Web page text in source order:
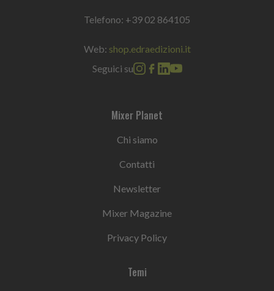
Telefono: +39 02 864105
Web: shop.edraedizioni.it
Seguici su
Mixer Planet
Chi siamo
Contatti
Newsletter
Mixer Magazine
Privacy Policy
Temi